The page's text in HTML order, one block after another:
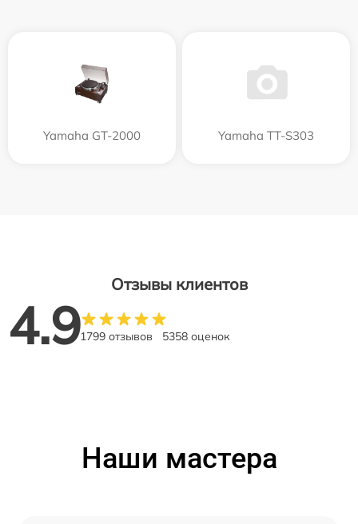
Yamaha GT-2000 Yamaha TT-S303
Отзывы клиентов
4.91799 отзывов 5358 оценок
Наши мастера